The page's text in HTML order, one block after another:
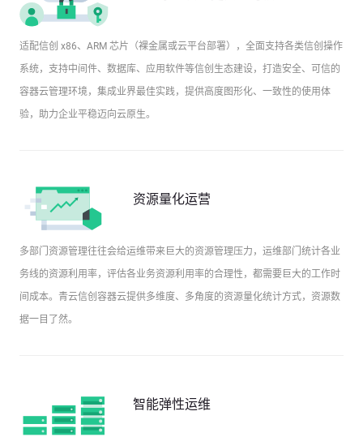
适配信创 x86、ARM 芯片（裸金属或云平台部署），全面支持各类信创操作
系统，支持中间件、数据库、应用软件等信创生态建设，打造安全、可信的
容器云管理环境，集成业界最佳实践，提供高度图形化、一致性的使用体
验，助力企业平稳迈向云原生。
资源量化运营
多部门资源管理往往会给运维带来巨大的资源管理压力，运维部门统计各业
务线的资源利用率，评估各业务资源利用率的合理性，都需要巨大的工作时
间成本。青云信创容器云提供多维度、多角度的资源量化统计方式，资源数
据一目了然。
智能弹性运维